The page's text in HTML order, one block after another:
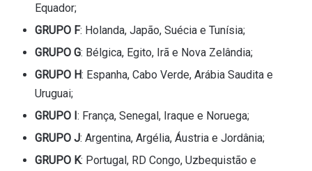
Equador;
GRUPO F: Holanda, Japão, Suécia e Tunísia;
GRUPO G: Bélgica, Egito, Irã e Nova Zelândia;
GRUPO H: Espanha, Cabo Verde, Arábia Saudita e
Uruguai;
GRUPO I: França, Senegal, Iraque e Noruega;
GRUPO J: Argentina, Argélia, Áustria e Jordânia;
GRUPO K: Portugal, RD Congo, Uzbequistão e